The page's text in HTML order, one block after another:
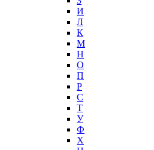
И
Л
К
М
Н
О
П
Р
С
Т
У
Ф
Х